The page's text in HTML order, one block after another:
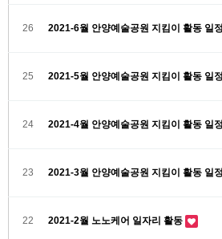
26 2021-6월 안양예술공원 지킴이 활동 일
25 2021-5월 안양예술공원 지킴이 활동 일
24 2021-4월 안양예술공원 지킴이 활동 일
23 2021-3월 안양예술공원 지킴이 활동 일
22 2021-2월 노노케어 일자리 활동